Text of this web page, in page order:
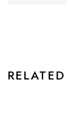
RELATED